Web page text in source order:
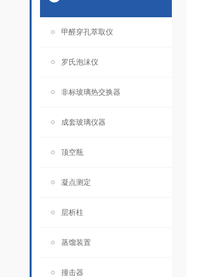
甲醛穿孔萃取仪
罗氏泡沫仪
非标玻璃热交换器
成套玻璃仪器
顶空瓶
凝点测定
层析柱
蒸馏装置
撞击器